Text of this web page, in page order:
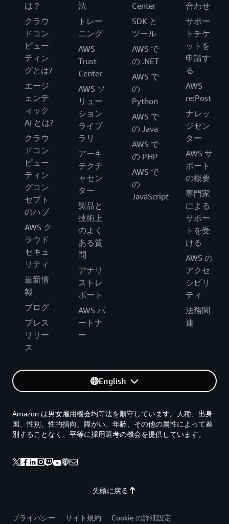
は？
クラウ
ドコン
ピュー
ティン
グとは?
エージ
ェンテ
ィック
AI とは?
クラウ
ドコン
ピュー
ティン
グコン
セプト
のハブ
AWS ク
ラウド
セキュ
リティ
最新情
報
ブログ
プレス
リリー
ス
法
トレー
ニング
AWS
Trust
Center
AWS ソ
リュー
ション
ライブ
ラリ
アーキ
テクチ
ャセン
ター
製品と
技術上
のよく
ある質
問
アナリ
ストレ
ポート
AWS パ
ートナ
ー
Center
SDK と
ツール
AWS で
の .NET
AWS で
の
Python
AWS で
の Java
AWS で
の PHP
AWS で
の
JavaScript
合わせ
サポー
トチケ
ットを
申請す
る
AWS
re:Post
ナレッ
ジセン
ター
AWS サ
ポート
の概要
専門家
による
サポー
トを受
ける
AWS の
アクセ
シビリ
ティ
法務関
連
English
先頭に戻る
Amazon は男女雇用機会均等法を順守しています。人種、出身
国、性別、性的指向、障がい、年齢、その他の属性によって差
別することなく、平等に採用選考の機会を提供しています。
プライバシー サイト規約 Cookie の詳細設定